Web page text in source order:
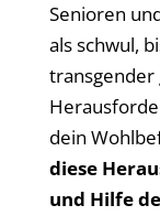
Senioren
als schwul,
transgender
dein
diese
und Hilfe